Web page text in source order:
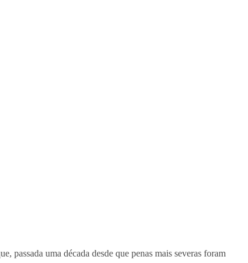
passada uma década desde que penas mais severas foram